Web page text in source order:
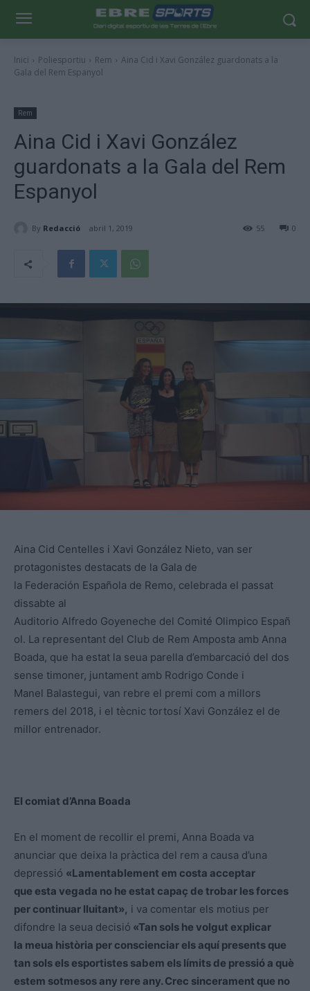
Inici Poliesportiu Rem
Aina Cid i Xavi González guardonats a la
Gala del Rem Espanyol
Rem
Aina Cid i Xavi González
guardonats a la Gala del Rem
Espanyol
By Redacció abril 1, 2019 0
55
Aina Cid Centelles i Xavi González Nieto, van ser
protagonistes destacats de la Gala de
la Federación Española de Remo, celebrada el passat
dissabte al
Auditorio Alfredo Goyeneche del Comité Olimpico Españ
ol. La representant del Club de Rem Amposta amb Anna
Boada, que ha estat la seua parella d’embarcació del dos
sense timoner, juntament amb Rodrigo Conde i
Manel Balastegui, van rebre el premi com a millors
remers del 2018, i el tècnic tortosí Xavi González el de
millor entrenador.
El comiat d’Anna Boada
En el moment de recollir el premi, Anna Boada va
anunciar que deixa la pràctica del rem a causa d’una
depressió «Lamentablement em costa acceptar
que esta vegada no he estat capaç de trobar les forces
per continuar lluitant», i va comentar els motius per
difondre la seua decisió «Tan sols he volgut explicar
la meua història per conscienciar els aquí presents que
tan sols els esportistes sabem els límits de pressió a què
estem sotmesos any rere any. Crec sincerament que no